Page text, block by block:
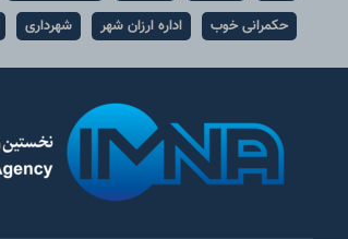
حکمرانی خوب
اداره ارزان شهر شهرداری